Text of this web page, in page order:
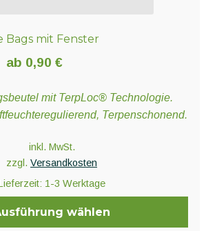
Bags mit Fenster
ab 0,90 €
mit TerpLoc® Technologie.
Terpenschonend.
inkl. MwSt.
zzgl. Versandkosten
1-3 Werktage
wählen